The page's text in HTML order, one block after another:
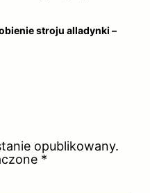
stroju alladynki –
opublikowany.
*